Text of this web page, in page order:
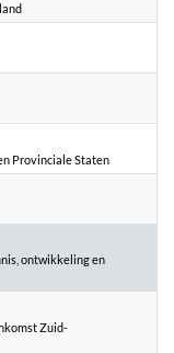
Provinciale Staten
ontwikkeling en
Zuid-